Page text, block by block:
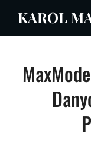
KAROL
Nawigacja
wpisu